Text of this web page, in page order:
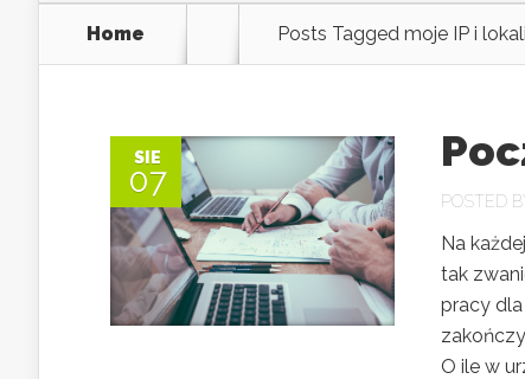
Home Posts Tagged moje IP i
SIE
07
POSTED
Na
tak
pracy
O ile w